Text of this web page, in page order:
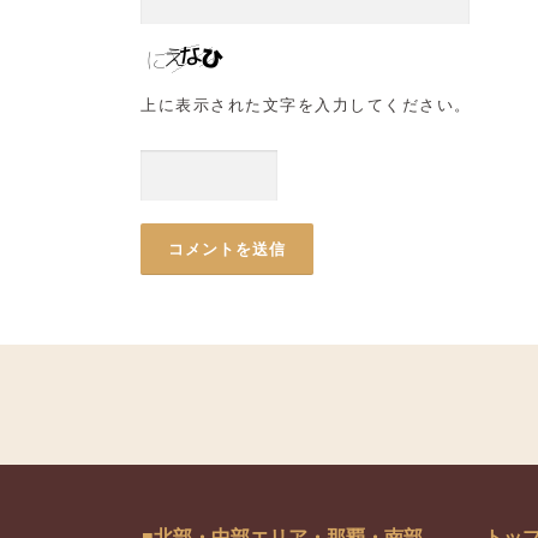
上に表示された文字を入力してください。